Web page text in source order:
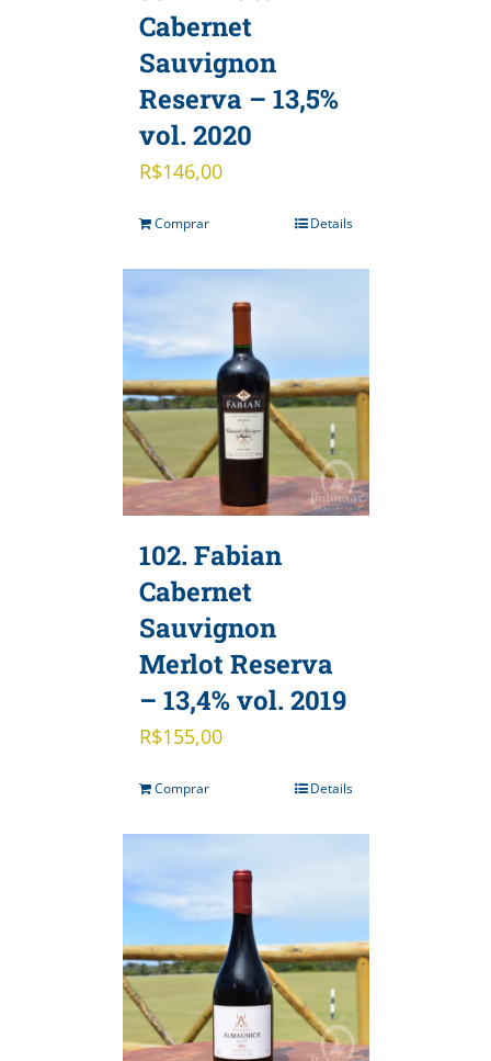
Cabernet
Sauvignon
Reserva – 13,5%
vol. 2020
R$146,00
Comprar Details
102. Fabian
Cabernet
Sauvignon
Merlot Reserva
– 13,4% vol. 2019
R$155,00
Comprar Details